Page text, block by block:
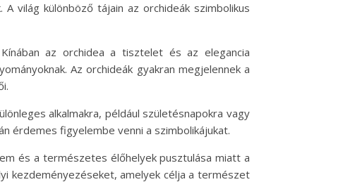
világ különböző tájain az orchideák szimbolikus
az orchidea a tisztelet és az elegancia
Az orchideák gyakran megjelennek a
alkalmakra, például születésnapokra vagy
érdemes figyelembe venni a szimbolikájukat.
és a természetes élőhelyek pusztulása miatt a
kezdeményezéseket, amelyek célja a természet